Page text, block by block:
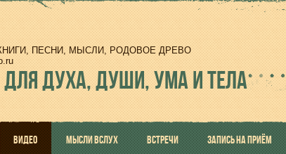
ПЕСНИ, МЫСЛИ, РОДОВОЕ ДРЕВО
ДЛЯ ДУХА, ДУШИ, УМА И ТЕЛА
ВИДЕО МЫСЛИ ВСЛУХ ВСТРЕЧИ ЗАПИСЬ НА ПРИЁМ